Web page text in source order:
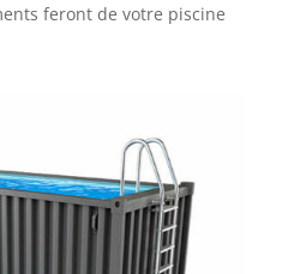
feront de votre piscine